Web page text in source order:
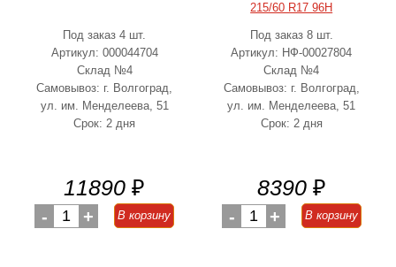
Под заказ 4 шт.
Артикул: 000044704
Склад №4
Самовывоз: г. Волгоград,
ул. им. Менделеева, 51
Срок: 2 дня
11890 ₽
- 1 + В корзину
215/60 R17 96H
Под заказ 8 шт.
Артикул: НФ-00027804
Склад №4
Самовывоз: г. Волгоград,
ул. им. Менделеева, 51
Срок: 2 дня
8390 ₽
- 1 + В корзину